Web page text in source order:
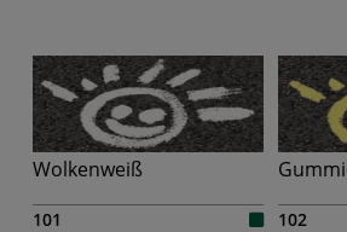
Wolkenweiß
101 102